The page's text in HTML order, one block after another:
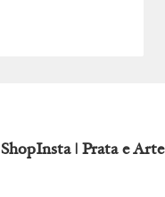
ShopInsta | Prata e Arte